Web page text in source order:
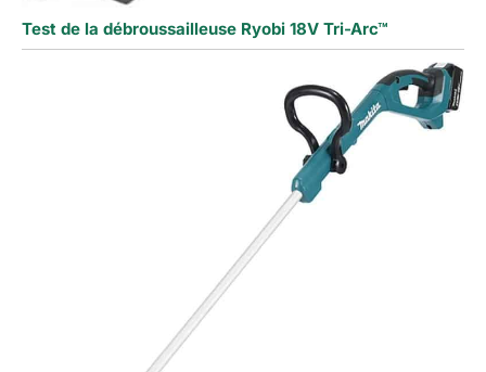
Test de la débroussailleuse Ryobi 18V Tri-Arc™